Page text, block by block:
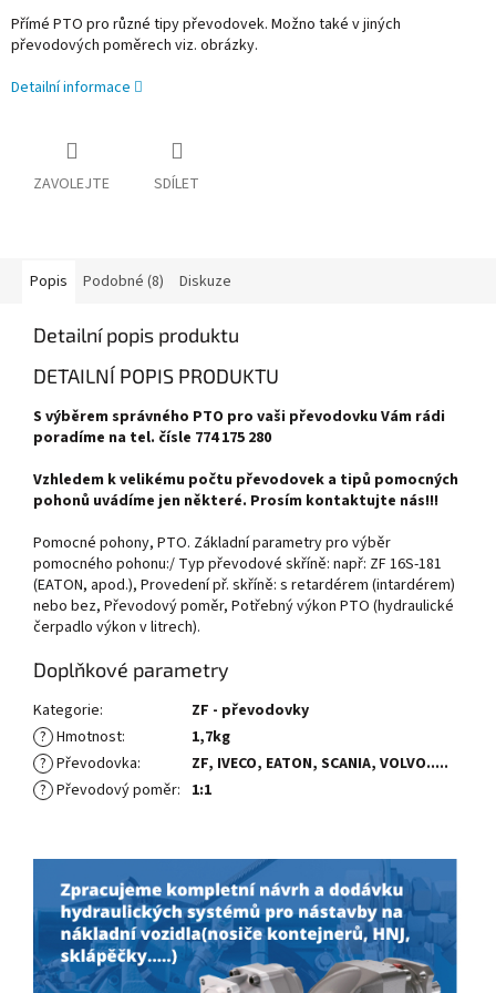
Přímé PTO pro různé tipy převodovek. Možno také v jiných
převodových poměrech viz. obrázky.
Detailní informace
ZAVOLEJTE SDÍLET
Popis Podobné (8) Diskuze
Detailní popis produktu
DETAILNÍ POPIS PRODUKTU
S výběrem správného PTO pro vaši převodovku Vám rádi
poradíme na tel. čísle 774 175 280
Vzhledem k velikému počtu převodovek a tipů pomocných
pohonů uvádíme jen některé. Prosím kontaktujte nás!!!
Pomocné pohony, PTO. Základní parametry pro výběr
pomocného pohonu:/ Typ převodové skříně: např: ZF 16S-181
(EATON, apod.), Provedení př. skříně: s retardérem (intardérem)
nebo bez, Převodový poměr, Potřebný výkon PTO (hydraulické
čerpadlo výkon v litrech).
Doplňkové parametry
Kategorie:
ZF - převodovky
? Hmotnost:
1,7kg
? Převodovka:
ZF, IVECO, EATON, SCANIA, VOLVO.....
? Převodový poměr: 1:1